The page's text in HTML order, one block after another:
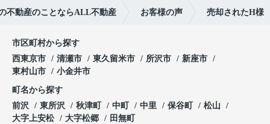
不動産のことならALL不動産 お客様の声 売却されたH様
市区町村から探す
西東京市
清瀬市 東久留米市 所沢市
新座市
東村山市
小金井市
町名から探す
前沢
東所沢 秋津町 中町 中里 保谷町
松山
大字上安松
大字松郷 田無町